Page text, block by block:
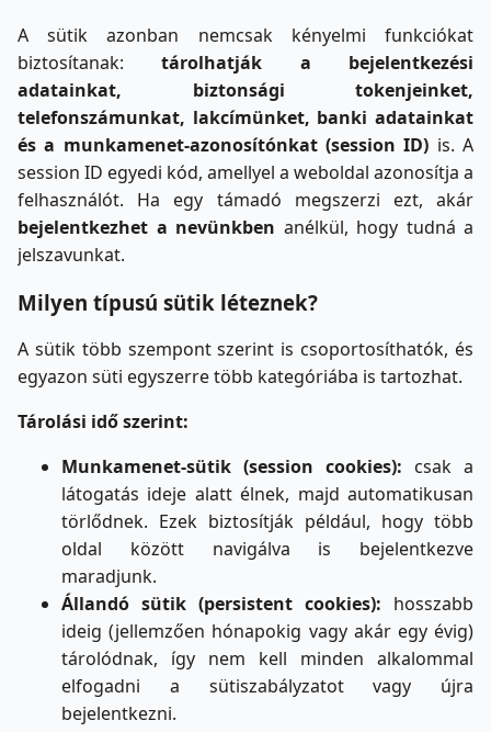
A sütik azonban nemcsak kényelmi funkciókat
biztosítanak:tárolhatják a bejelentkezési
adatainkat, biztonsági tokenjeinket,
telefonszámunkat, lakcímünket, banki adatainkat
és a munkamenet-azonosítónkat (session ID) is. A
session ID egyedi kód, amellyel a weboldal azonosítja a
felhasználót. Ha egy támadó megszerzi ezt, akár
bejelentkezhet a nevünkben anélkül, hogy tudná a
jelszavunkat.
Milyen típusú sütik léteznek?
A sütik több szempont szerint is csoportosíthatók, és
egyazon süti egyszerre több kategóriába is tartozhat.
Tárolási idő szerint:
Munkamenet-sütik (session cookies): csak a
látogatás ideje alatt élnek, majd automatikusan
törlődnek. Ezek biztosítják például, hogy több
oldal között navigálva is bejelentkezve
maradjunk.
Állandó sütik (persistent cookies): hosszabb
ideig (jellemzően hónapokig vagy akár egy évig)
tárolódnak, így nem kell minden alkalommal
elfogadni a sütiszabályzatot vagy újra
bejelentkezni.